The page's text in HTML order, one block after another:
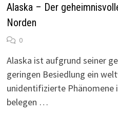
Alaska – Der
Norden
0
Alaska ist aufgrund seiner
geringen Besiedlung ein
unidentifizierte
belegen …